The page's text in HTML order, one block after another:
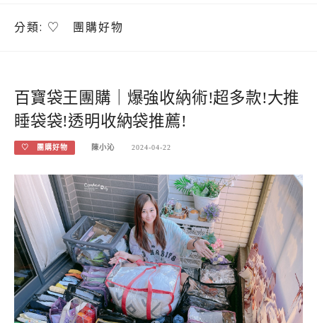
分類: ♡ 團購好物
百寶袋王團購｜爆強收納術!超多款!大推
睡袋袋!透明收納袋推薦!
♡ 團購好物 陳小沁 2024-04-22